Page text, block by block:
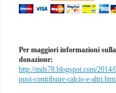
Per maggiori informazioni sulla
donazione:
http://mds78.blogspot.com/2014/
puoi-contribuire-calcio-e-